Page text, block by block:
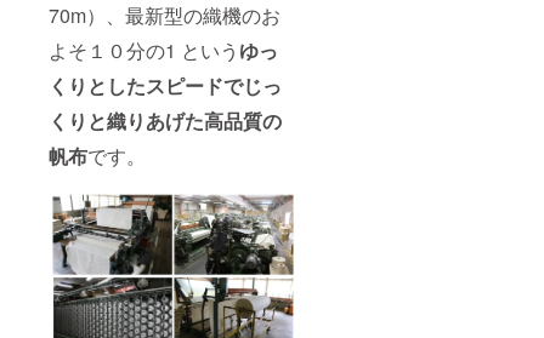
70m）、最新型の織機のお
よそ１０分の1 という ゆっ
くりとしたスピードでじっ
くりと織りあげた高品質の
帆布です。